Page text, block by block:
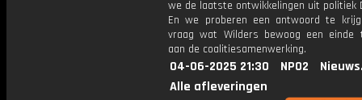
we de laatste ontwikkelingen uit politiek
En we proberen een antwoord te
vraag wat Wilders bewoog een einde
aan de coalitiesamenwerking.
04-06-2025 21:30 NPO2
Alle afleveringen